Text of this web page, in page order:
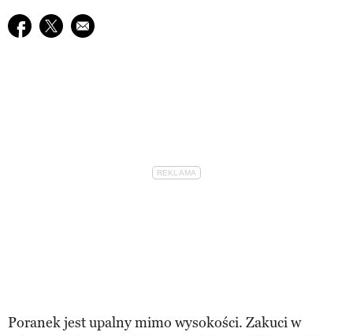
Udostępnij na facebook
Udostępnij na twitter
E-mail do przyjaciela
Poranek jest upalny mimo wysokości. Zakuci w